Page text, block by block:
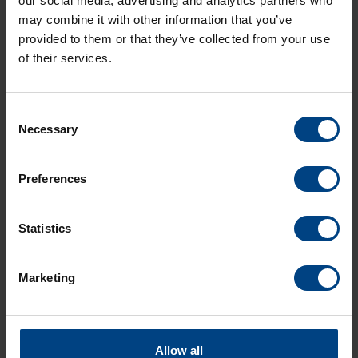
may combine it with other information that you’ve
provided to them or that they’ve collected from your use
of their services.
Selection
Necessary
Preferences
Statistics
Marketing
Allow all
29-06-2023
EXAMEN DE CIRED 2023